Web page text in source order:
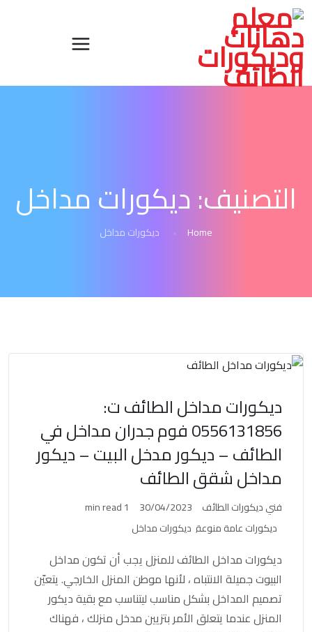
التصنيف:ديكورات مداخل
Home ديكورات مداخل
ديكورات مداخل الطائف ت:
0556131856 فوم جدران مداخل في
الطائف – ديكور مدخل البيت – ديكور
مداخل شقق الطائف
فني ديكورات الطائف 30/04/2023
1 min read
ديكورات عامة منوعة ديكورات مداخل
ديكورات مداخل الطائف للمنزل يجب أن تكون مداخل
البيوت جميلة الانتباه ، لأنها موطن المنزل الخارجي. يتعيّن
تصميم المداخل بشكل مناسب ليتناسب مع بقية ديكور
المنزل عندما يتعلق الأمر بتزيين مدخل منزلك ، فهناك